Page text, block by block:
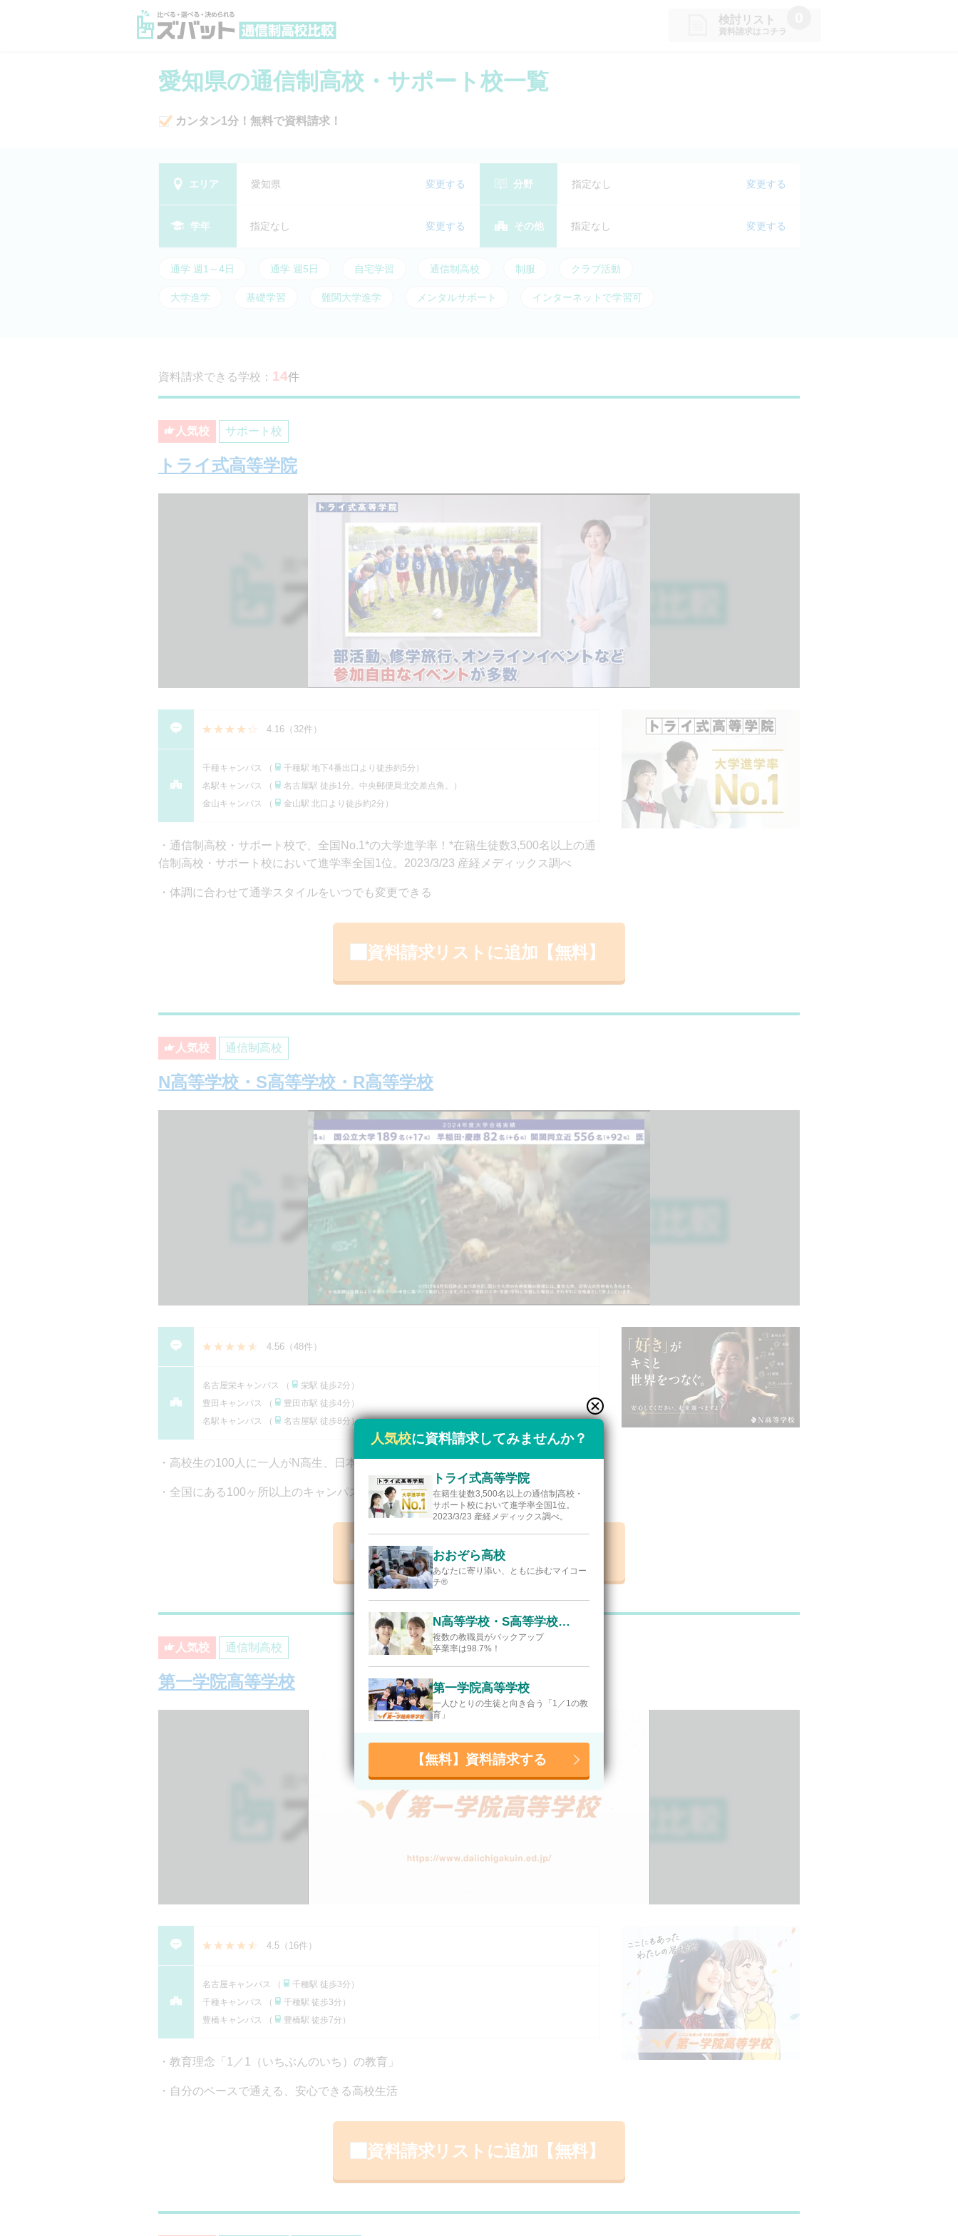
検討リスト
資料請求はコチラ
愛知県の通信制高校・サポート校一覧
カンタン1分！無料で資料請求！
エリア 愛知県 変更する 分野 指定なし 変更する
学年 指定なし 変更する その他 指定なし 変更する
通学 週1～4日 通学 週5日 自宅学習 通信制高校 制服 クラブ活動
大学進学 基礎学習 難関大学進学 メンタルサポート インターネットで学習可
資料請求できる学校： 14件
人気校 サポート校
トライ式高等学院
4.16 （ 32件）
千種キャンパス （
千種駅 地下4番出口より徒歩約5分）
名駅キャンパス （
名古屋駅 徒歩1分。中央郵便局北交差点角。）
金山キャンパス （
金山駅 北口より徒歩約2分）
通信制高校・サポート校で、全国No.1*の大学進学率！*在籍⽣徒数3,500名以上の通
信制⾼校・サポート校において進学率全国1位。2023/3/23 産経メディックス調べ
体調に合わせて通学スタイルをいつでも変更できる
資料請求リストに追加【無料】
人気校 通信制高校
N高等学校・S高等学校・R高等学校
4.56 （48件）
名古屋栄キャンパス （
栄駅 徒歩2分）
豊田キャンパス （
豊田市駅 徒歩4分）
名駅キャンパス （
名古屋駅 徒歩8分）
高校生の100人に一人がN高生、日本で一番選ばれている高校
全国にある100ヶ所以上のキャンパス！
資料請求リストに追加【無料】
人気校 通信制高校
第一学院高等学校
4.5 （ 16件）
名古屋キャンパス （
千種駅 徒歩3分）
千種キャンパス （
千種駅 徒歩3分）
豊橋キャンパス （
豊橋駅 徒歩7分）
教育理念「1／1（いちぶんのいち）の教育」
自分のペースで通える、安心できる高校生活
資料請求リストに追加【無料】
人気校に資料請求してみませんか？
トライ式高等学院
在籍⽣徒数3,500名以上の通信制⾼校・
サポート校において進学率全国1位。
2023/3/23 産経メディックス調べ。
おおぞら高校
あなたに寄り添い、ともに歩むマイコー
チ®
N高等学校・S高等学校・R高等学校
複数の教職員がバックアップ
卒業率は98.7%！
第一学院高等学校
一人ひとりの生徒と向き合う「1／1の教
育」
【無料】資料請求する